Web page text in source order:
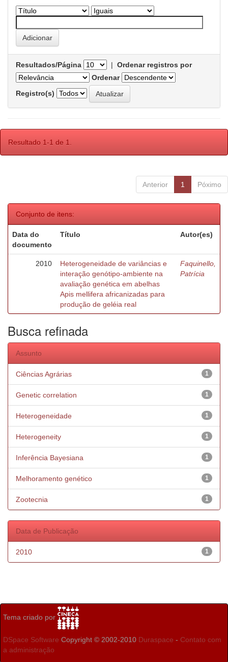
Resultados/Página | Ordenar registros por
Ordenar
Registro(s)
Resultado 1-1 de 1.
Anterior 1 Póximo
Conjunto de itens:
Data do
documento
Título Autor(es)
2010
Heterogeneidade de variâncias e
interação genótipo-ambiente na
avaliação genética em abelhas
Apis mellifera africanizadas para
produção de geléia real
Faquinello,
Patrícia
Busca refinada
Assunto
1
Ciências Agrárias
1
Genetic correlation
1
Heterogeneidade
1
Heterogeneity
1
Inferência Bayesiana
1
Melhoramento genético
1
Zootecnia
Data de Publicação
1
2010
Tema criado por
DSpace Software Copyright © 2002-2010 Duraspace - Contato com
a administração